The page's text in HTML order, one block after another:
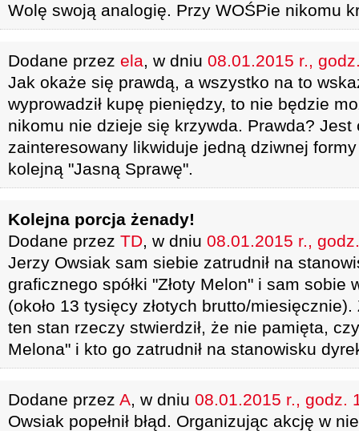
Wolę swoją analogię. Przy WOŚPie nikomu
Dodane przez ela, w dniu 08.01.2015 r.,
Jak okaże się prawdą, a wszystko na to
wyprowadził kupę pieniędzy, to nie będzie
nikomu nie dzieje się krzywda. Prawda? Jest
zainteresowany likwiduje jedną dziwnej
kolejną "Jasną Sprawę".
Kolejna porcja żenady!
Dodane przez TD, w dniu 08.01.2015 r.,
Jerzy Owsiak sam siebie zatrudnił na
graficznego spółki "Złoty Melon" i sam sobie
(około 13 tysięcy złotych brutto/
ten stan rzeczy stwierdził, że nie pamięta,
Melona" i kto go zatrudnił na stanowisku
Dodane przez A, w dniu 08.01.2015 r., godz.
Owsiak popełnił błąd. Organizując akcję w